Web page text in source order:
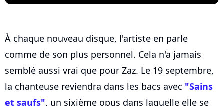
À chaque nouveau disque, l'artiste en parle
comme de son plus personnel. Cela n'a jamais
semblé aussi vrai que pour Zaz. Le 19 septembre,
la chanteuse reviendra dans les bacs avec "Sains
et saufs", un sixième opus dans laquelle elle se